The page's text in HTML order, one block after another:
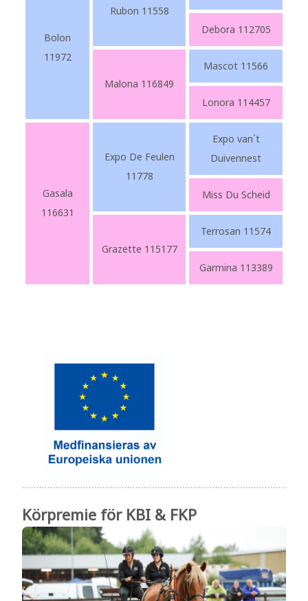
Bolon
11972
Rubon 11558
Debora 112705
Malona 116849
Mascot 11566
Lonora 114457
Gasala
116631
Expo De Feulen
11778
Expo van´t
Duivennest
Miss Du Scheid
Grazette 115177
Terrosan 11574
Garmina 113389
Körpremie för KBI & FKP